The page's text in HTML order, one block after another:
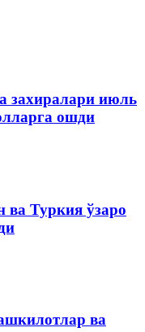
захиралари июль
ошди
ва Туркия ўзаро
ва